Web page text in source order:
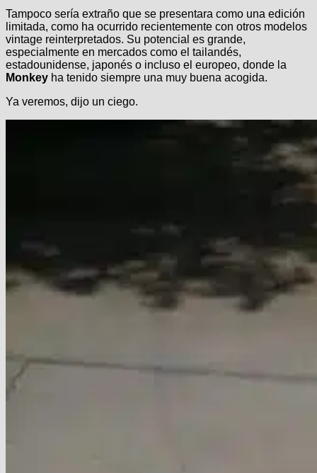
Tampoco sería extraño que se presentara como una edición
limitada, como ha ocurrido recientemente con otros modelos
vintage reinterpretados. Su potencial es grande,
especialmente en mercados como el tailandés,
estadounidense, japonés o incluso el europeo, donde la
Monkey ha tenido siempre una muy buena acogida.
Ya veremos, dijo un ciego.